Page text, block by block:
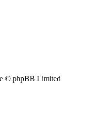
© phpBB Limited